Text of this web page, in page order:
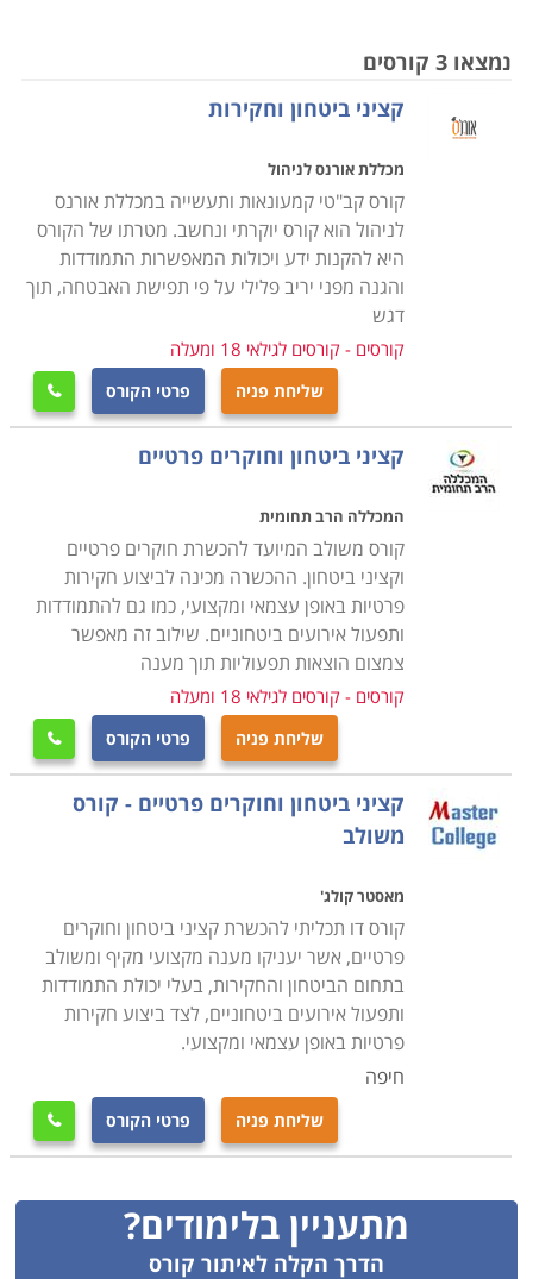
נוספים. לכן, היכולת של קצין הביטחון להשרות שלווה על
ובכלים העומדים לרשותו.
קורס קציני ביטחון מיועד לאנשים העוסקים באבטחה, בין
שמדובר באבטחת מוסדות, אבטחת קבוצות או אבטחת
אישים. אלו נדרשים לכישורים גבוהים ומיוחדים בתחום.
במרבית המקרים, הם מגיעים מרקע צבאי עשיר ביחידות
צבאיות קרביות, יחידות מיוחדות, ותפקידי קצונה ביחידות
שדה. לחילופין, יכולים קציני בטחון להגיע מרקע של עבודות
כדוגמת משטרה, שב"כ וכו '.
הקורס מעניק לסטודנטים את כל הידע והכלים הנדרשים
לניהול בטחוני של ארגון, קבוצה או אדם. במסגרת הקורס
לומדים הסטודנטים שיטות וטכניקות לביצוע תצפית על
סיטואציות, בניית תמונה מנטאלית מתאימה, וזיהוי חריגות
בתמונה ואירועים הנושאים פוטנציאל לסיכון. כמו כן, נלמד
כל הנושא של אמצעי ההגנה החל בכלי נשק אישי, דרך
מערכות התרעה, מערכות הרתעה, מערכות לפיזור קהל,
מערכות הגנה, גדרות, מערכות היקפיות, מערכות צילום
במעגל סגור, מערכות אזעקה וכדומה.
עוד בקורס נלמדות גישות שונות ומגוונות של ניהול הנושא;
כיצד לבנות תיק נהלים, כיצד לנהל צוות אבטחה, כיצד לנהל
את האינטראקציה שלהם עם הסובבים במקום העבודה. עוד
בהתנהלות השוטפת וכדומה
למי מיועד הקורס
קורס קציני ביטחון מיועד לכל אדם המעוניין לפתח קריירה
במקצוע מאתגר ומעניין בתחום. בקורס משתתפים גם
הנדרשים ללימודי רענון תקופתיים, להעשיר את ידיעותיהם,
ולהרחיב את יכולותיהם בעבודה. הקורס מתאים גם לאנשים
ללא רקע בתחום אך בעלי רקע משירותם הצבאי, ולאנשים
ולפתח את היכולות הנדרשות על מנת להצליח בו.
נמצאו 3 קורסים
קציני ביטחון וחקירות
מכללת אורנס לניהול
קורס קב"טי קמעונאות ותעשייה במכללת אורנס
לניהול הוא קורס יוקרתי ונחשב. מטרתו של הקורס
היא להקנות ידע ויכולות המאפשרות התמודדות
והגנה מפני יריב פלילי על פי תפישת האבטחה, תוך
דגש
קורסים - קורסים לגילאי 18 ומעלה
שליחת פניה פרטי הקורס 
קציני ביטחון וחוקרים פרטיים
המכללה הרב תחומית
קורס משולב המיועד להכשרת חוקרים פרטיים
וקציני ביטחון. ההכשרה מכינה לביצוע חקירות
פרטיות באופן עצמאי ומקצועי, כמו גם להתמודדות
ותפעול אירועים ביטחוניים. שילוב זה מאפשר
צמצום הוצאות תפעוליות תוך מענה
קורסים - קורסים לגילאי 18 ומעלה
שליחת פניה פרטי הקורס 
קציני ביטחון וחוקרים פרטיים - קורס
משולב
מאסטר קולג'
קורס דו תכליתי להכשרת קציני ביטחון וחוקרים
פרטיים, אשר יעניקו מענה מקצועי מקיף ומשולב
בתחום הביטחון והחקירות, בעלי יכולת התמודדות
ותפעול אירועים ביטחוניים, לצד ביצוע חקירות
פרטיות באופן עצמאי ומקצועי.
חיפה
שליחת פניה פרטי הקורס 
מתעניין בלימודים?
הדרך הקלה לאיתור קורס